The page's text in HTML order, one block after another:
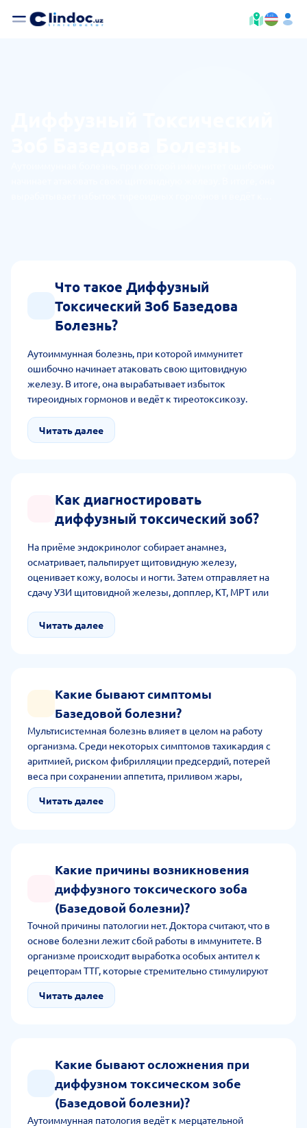
Что такое Диффузный
Токсический Зоб Базедова
Болезнь?
Аутоиммунная болезнь, при которой иммунитет
ошибочно начинает атаковать свою щитовидную
железу. В итоге, она вырабатывает избыток
тиреоидных гормонов и ведёт к тиреотоксикозу.
Читать далее
Как диагностировать
диффузный токсический зоб?
На приёме эндокринолог собирает анамнез,
осматривает, пальпирует щитовидную железу,
оценивает кожу, волосы и ногти. Затем отправляет на
сдачу УЗИ щитовидной железы, допплер, КТ, МРТ или
направляет пациента на сдачу лабораторных анализов
(Т4, Т3, ТТГ). Основываясь на данных диагностических
Читать далее
Какие бывают симптомы
Базедовой болезни?
Мультисистемная болезнь влияет в целом на работу
организма. Среди некоторых симптомов тахикардия с
аритмией, риском фибрилляции предсердий, потерей
веса при сохранении аппетита, приливом жары,
повышенной потливостью. Кроме того, при болезни
человек сталкивается с ЭОП, ЗОБом, претибиальной
Читать далее
Какие причины возникновения
диффузного токсического зоба
(Базедовой болезни)?
Точной причины патологии нет. Доктора считают, что в
основе болезни лежит сбой работы в иммунитете. В
организме происходит выработка особых антител к
рецепторам ТТГ, которые стремительно стимулируют
щитовидную железу к выработке гормонов, несмотря
на достаточную численность гормонов в крови. Среди
в теле.
Читать далее
Какие бывают осложнения при
диффузном токсическом зобе
(Базедовой болезни)?
Аутоиммунная патология ведёт к мерцательной